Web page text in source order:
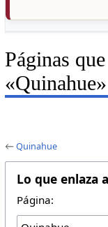
Páginas
«Quinahue»
←Quinahue
Lo que enlaza
Página: